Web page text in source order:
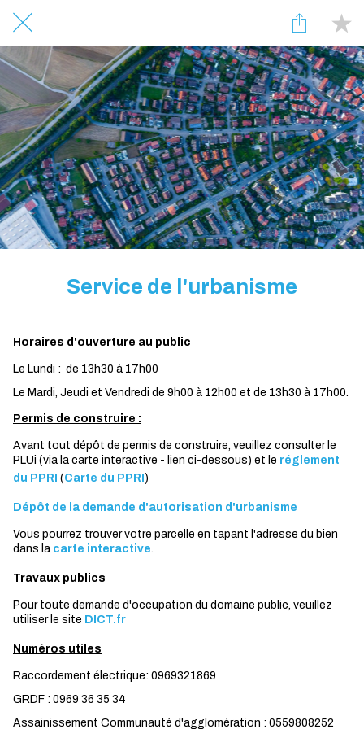
Service de l'urbanisme
Horaires d'ouverture au public
Le Lundi : de 13h30 à 17h00
Le Mardi, Jeudi et Vendredi de 9h00 à 12h00 et de 13h30 à 17h00.
Permis de construire :
Avant tout dépôt de permis de construire, veuillez consulter le
PLUi (via la carte interactive - lien ci-dessous) et le réglement
du PPRI (Carte du PPRI)
Dépôt de la demande d'autorisation d'urbanisme
Vous pourrez trouver votre parcelle en tapant l'adresse du bien
dans la carte interactive.
Travaux publics
Pour toute demande d'occupation du domaine public, veuillez
utiliser le site DICT.fr
Numéros utiles
Raccordement électrique: 0969321869
GRDF : 0969 36 35 34
Assainissement Communauté d'agglomération : 0559808252